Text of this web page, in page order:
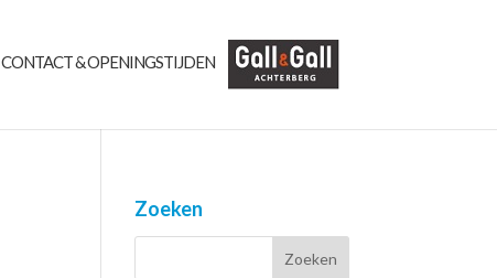
CONTACT & OPENINGSTIJDEN
Zoeken